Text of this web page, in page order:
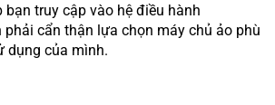
bạn truy cập vào hệ điều hành
phải cẩn thận lựa chọn máy chủ ảo phù
dụng của mình.